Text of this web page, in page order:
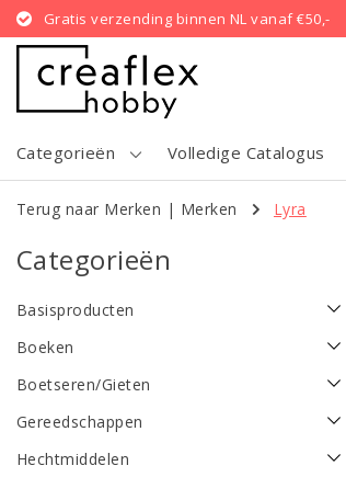
Gratis verzending binnen NL vanaf €50,-
Categorieën Volledige Catalogus
Terug naar Merken | Merken Lyra
Categorieën
Basisproducten
Boeken
Boetseren/Gieten
Gereedschappen
Hechtmiddelen